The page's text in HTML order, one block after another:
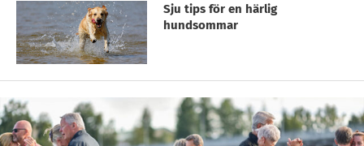
Sju tips för en härlig
hundsommar